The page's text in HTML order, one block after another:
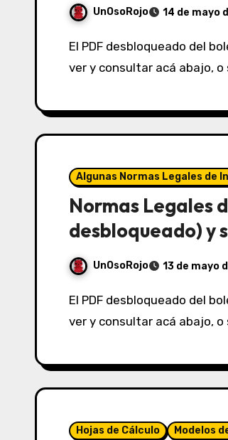
UnOsoRojo 14 de mayo
El PDF desbloqueado del boletín de Normas Legales de El Peruano del 14/05/2015 lo puedes
ver y consultar acá abajo,
Algunas Normas Legales de
Normas Legales
desbloqueado) y
UnOsoRojo 13 de mayo
El PDF desbloqueado del boletín de Normas Legales de El Peruano del 13/05/2015 lo puedes
ver y consultar acá abajo,
Hojas de Cálculo Modelos